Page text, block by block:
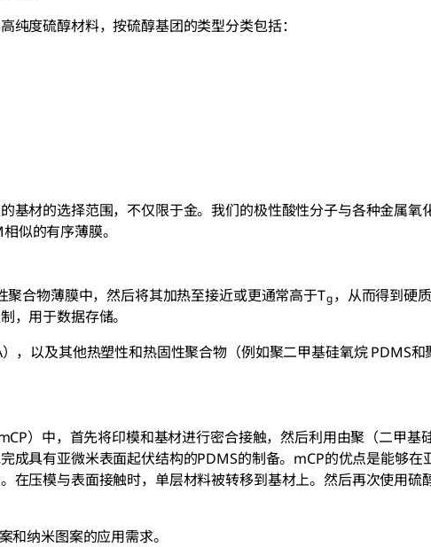
度硫醇材料，按硫醇基团的类型分类包括：
材的选择范围，不仅限于金。我们的极性酸性分子与各种金属氧
似的有序薄膜。
合物薄膜中，然后将其加热至接近或更通常高于Tg，从而得到硬
，用于数据存储。
以及其他热塑性和热固性聚合物（例如聚二甲基硅氧烷 PDMS
）中，首先将印模和基材进行密合接触，然后利用由聚（二甲基
具有亚微米表面起伏结构的PDMS的制备。mCP的优点是能够在
在压模与表面接触时，单层材料被转移到基材上。然后再次使用
纳米图案的应用需求。